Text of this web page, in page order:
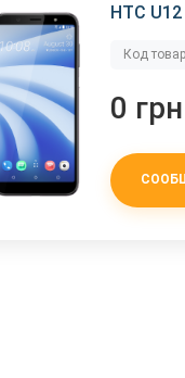
HTC
Код
0 грн